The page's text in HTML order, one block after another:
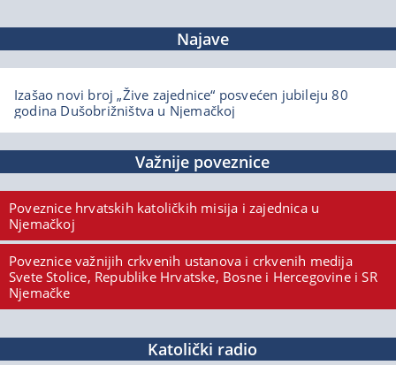
Najave
Izašao novi broj „Žive zajednice“ posvećen jubileju 80
godina Dušobrižništva u Njemačkoj
Važnije poveznice
Poveznice hrvatskih katoličkih misija i zajednica u
Njemačkoj
Poveznice važnijih crkvenih ustanova i crkvenih medija
Svete Stolice, Republike Hrvatske, Bosne i Hercegovine i SR
Njemačke
Katolički radio